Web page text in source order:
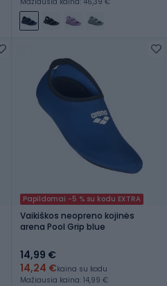
Papildomai -5 % su kodu EXTRA
Vaikiškos neopreno kojinės
arena Pool Grip blue
14,99 €
14,24 €kaina su kodu
Mažiausia kaina: 14,99 €